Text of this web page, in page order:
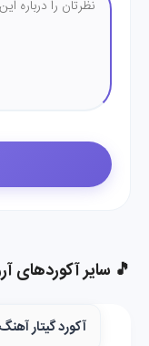
🎵 سایر آکوردهای
آکورد گیتار